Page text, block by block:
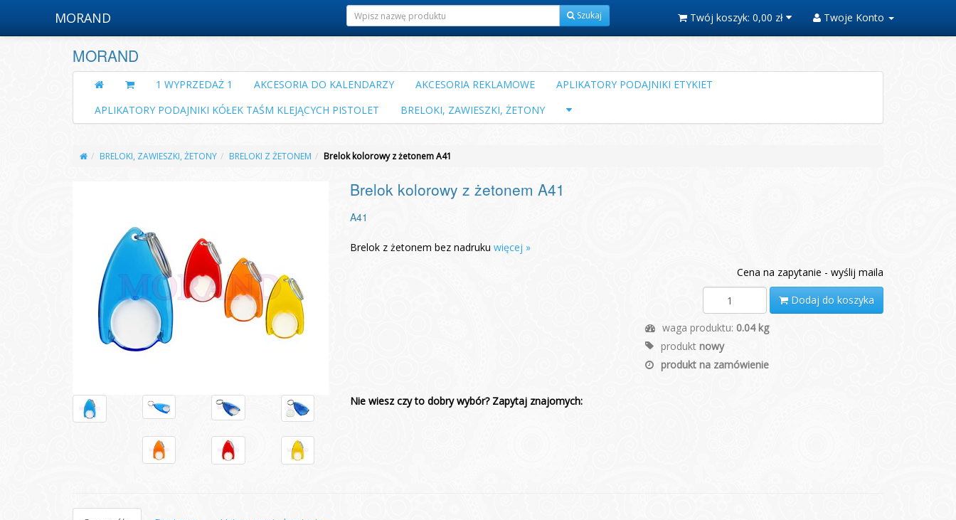
MORAND Szukaj Twój koszyk: 0,00 zł Twoje Konto
MORAND
1 WYPRZEDAŻ 1 AKCESORIA DO KALENDARZY AKCESORIA REKLAMOWE
APLIKATORY PODAJNIKI ETYKIET
APLIKATORY PODAJNIKI KÓŁEK TAŚM KLEJĄCYCH PISTOLET
BRELOKI, ZAWIESZKI, ŻETONY
BRELOKI, ZAWIESZKI, ŻETONY BRELOKI Z ŻETONEM Brelok kolorowy z żetonem A41
Brelok kolorowy z żetonem A41
A41
Brelok z żetonem bez nadruku więcej »
Cena na zapytanie - wyślij maila
Dodaj do koszyka
waga produktu: 0.04 kg
produkt nowy
produkt na zamówienie
Nie wiesz czy to dobry wybór? Zapytaj znajomych: